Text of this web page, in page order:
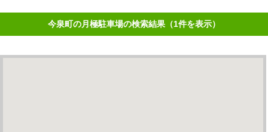
今泉町の月極駐車場の検索結果（1件を表示）